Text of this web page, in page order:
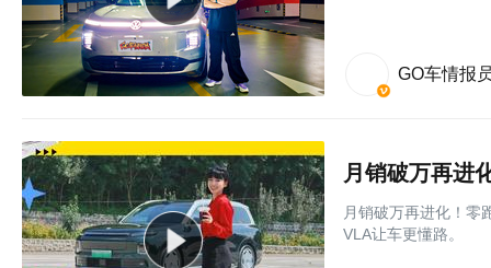
GO车情报
月销破万再进化！零
VLA让车更懂路。